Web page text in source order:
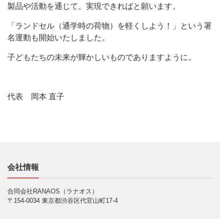
製品や活動を通じて、実現できればと願います。
「ランドセル（通学時の荷物）を軽くしよう！」という署
名運動も開始いたしました。
子どもたちの未来が輝かしいものでありますように。
代表 岡本 直子
会社情報
合同会社RANAOS（ラナオス）
〒154-0034 東京都渋谷区代官山町17-4